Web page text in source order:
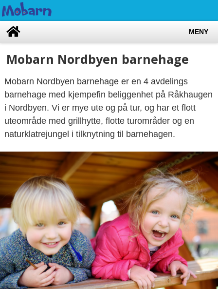
MENY
Mobarn Nordbyen barnehage
Mobarn Nordbyen barnehage er en 4 avdelings
barnehage med kjempefin beliggenhet på Råkhaugen
i Nordbyen. Vi er mye ute og på tur, og har et flott
uteområde med grillhytte, flotte turområder og en
naturklatrejungel i tilknytning til barnehagen.